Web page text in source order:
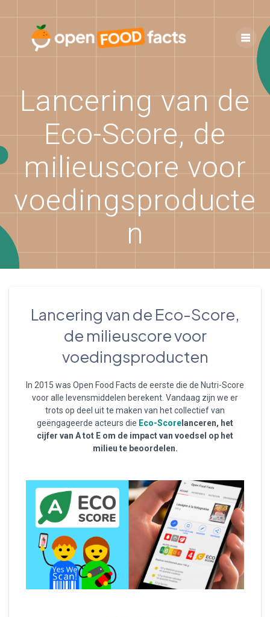
to
content
Lancering van de
Eco-Score, de
milieuscore voor
voedingsproducte
n
Lancering van de Eco-Score,
de milieuscore voor
voedingsproducten
In 2015 was Open Food Facts de eerste die de Nutri-Score
voor alle levensmiddelen berekent. Vandaag zijn we er
trots op deel uit te maken van het collectief van
geëngageerde acteurs die Eco-Score lanceren, het
cijfer van A tot E om de impact van voedsel op het
milieu te beoordelen.